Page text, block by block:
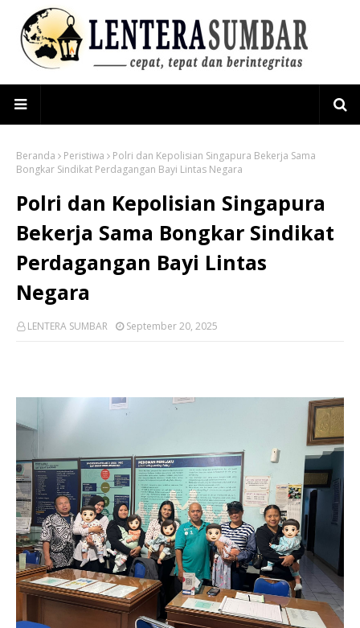
Beranda Peristiwa
Polri dan Kepolisian Singapura Bekerja Sama
Bongkar Sindikat Perdagangan Bayi Lintas Negara
Polri dan Kepolisian Singapura
Bekerja Sama Bongkar Sindikat
Perdagangan Bayi Lintas
Negara
LENTERA SUMBAR September 20, 2025